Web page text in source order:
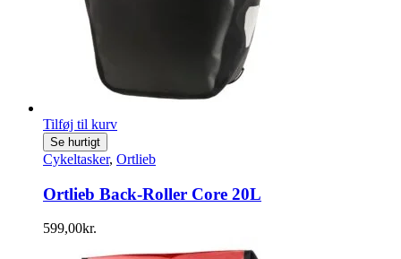
Tilføj til kurv
Se hurtigt
Cykeltasker, Ortlieb
Ortlieb Back-Roller Core 20L
599,00kr.